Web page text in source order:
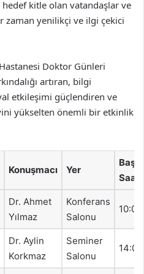
kitle olan vatandaşlar ve
zaman yenilikçi ve ilgi çekici
Doktor Günleri
artıran, bilgi
etkileşimi güçlendiren ve
yükselten önemli bir etkinlik
Konuşmacı Yer
Saati
Dr. Ahmet
Yılmaz
Konferans
Salonu
10:00
Dr. Aylin
Korkmaz
Seminer
Salonu
14:00